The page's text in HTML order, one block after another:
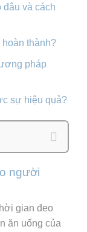
đâu và cách
thành?
pháp
sự hiệu quả?
người
gian đeo
ăn uống của